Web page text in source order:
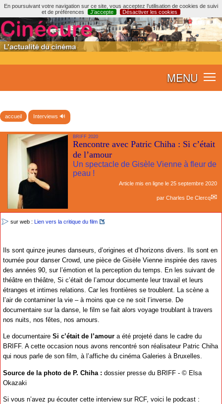
En poursuivant votre navigation sur ce site, vous acceptez l’utilisation de cookies de suivi
et de préférences
J’accepte Désactiver les cookies
MENU
accueil Interviews 🔊
BRIFF 2020
Rencontre avec Patric Chiha : Si c’était
de l’amour
Un spectacle de Gisèle Vienne à fleur de
peau !
Article mis en ligne le 25 septembre 2020
par Charles De Clercq
sur web : Lien vers la critique du film
Ils sont quinze jeunes danseurs, d’origines et d’horizons divers. Ils sont en
tournée pour danser Crowd, une pièce de Gisèle Vienne inspirée des raves
des années 90, sur l’émotion et la perception du temps. En les suivant de
théâtre en théâtre, Si c’était de l’amour documente leur travail et leurs
étranges et intimes relations. Car les frontières se troublent. La scène a
l’air de contaminer la vie – à moins que ce ne soit l’inverse. De
documentaire sur la danse, le film se fait alors voyage troublant à travers
nos nuits, nos fêtes, nos amours.
Le documentaire Si c’était de l’amour a été projeté dans le cadre du
BRIFF. A cette occasion nous avons rencontré son réalisateur Patric Chiha
qui nous parle de son film, à l’affiche du cinéma Galeries à Bruxelles.
Source de la photo de P. Chiha : dossier presse du BRIFF - © Elsa
Okazaki
Si vous n’avez pu écouter cette interview sur RCF, voici le podcast :